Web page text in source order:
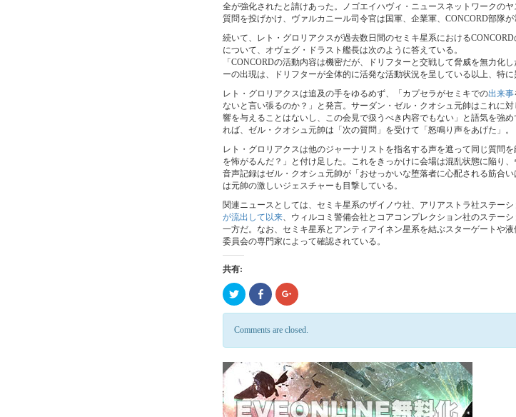
全が強化されたと請けあった。ノゴエイハヴィ・ニュースネットワークの
質問を投げかけ、ヴァルカニール司令官は国軍、企業軍、CONCORD部隊が
続いて、レト・グロリアクスが過去数日間のセミキ星系における
について、オヴェグ・ドラスト艦長は次のように答えている。
「CONCORDの活動内容は機密だが、ドリフターと交戦して脅威を無力化
ーの出現は、ドリフターが全体的に活発な活動状況を呈している以上、特に
レト・グロリアクスは追及の手をゆるめず、「カプセラがセミキでの出来事
ないと言い張るのか？」と発言。サーダン・ゼル・クオシュ元帥はこれに
響を与えることはないし、この会見で扱うべき内容でもない」と語気を強
れば、ゼル・クオシュ元帥は「次の質問」を受けて「怒鳴り声をあげた」。
レト・グロリアクスは他のジャーナリストを指名する声を遮って同じ質問
を怖がるんだ？」と付け足した。これをきっかけに会場は混乱状態に陥り
音声記録はゼル・クオシュ元帥が「おせっかいな堕落者に心配される筋合
は元帥の激しいジェスチャーも目撃している。
関連ニュースとしては、セミキ星系のザイノウ社、アリアストラ社ステー
が流出して以来、ウィルコミ警備会社とコアコンプレクション社のステー
一方だ。なお、セミキ星系とアンティアイネン星系を結ぶスターゲートや
委員会の専門家によって確認されている。
共有:
ク
リ
し
て
共
(新
し
い
ウ
ィ
Click
to
Facebook
(新
ン
ド
ウ
で
開
ク
リ
し
て
共
有
(新
し
い
ウ
ィ
Comments are closed.